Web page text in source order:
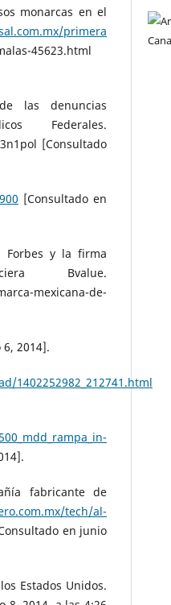
monarcas en el
primera
45623.html
las denuncias
Federales.
[Consultado
[Consultado en
Forbes y la firma
Bvalue.
mexicana-de-
2014].
1402252982_212741.html
fabricante de
tech/al-
en junio
Estados Unidos.